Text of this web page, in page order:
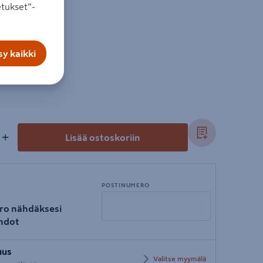
+ Lisää ostoskoriin
nähdäksesi
POSTINUMERO
postinumero
Valitse myymälä
kaikki